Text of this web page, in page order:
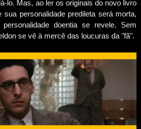
lo. Mas, ao ler os originais do novo livro
sua personalidade predileta será morta,
doentia se revele. Sem
se vê à mercê das loucuras da "fã".